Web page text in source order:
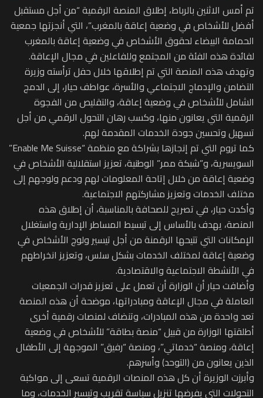
تم أمس الاثنين بالرباط، إطلاق المنصة الرقمية “من أجل مستقبل
أفضل للأشخاص في وضعية إعاقة بالمغرب”، التي أنجزتها جمعية
الحمامة البيضاء لحقوق الأشخاص في وضعية إعاقة بالمغرب
لفائدة هذه الفئة من المجتمع وللفاعلين في مجال الإعاقة.
وتهدف هذه المنصة التي تم إطلاقها خلال حفل ترأسته وزيرة
التضامن والإدماج الاجتماعي والأسرة، عواطف حيار، إلى الدمج
الشامل للأشخاص في وضعية إعاقة، والتقليص من الفجوة
الرقمية التي يعانون منها، وكسب رهان التحول الرقمي من أجل
تسهيل وتحسين جودة الخدمات المقدمة لهم.
كما تروم التي تم إنجازها بشراكة مع منظمة “Enable Me Suisse”
السويسرية، و”شبكة ممر” الوطنية، تعزيز استقلالية الأشخاص في
وضعية إعاقة من خلال إتاحة المعلومات لهم ودعم ولوجهم إلى
مختلف الخدمات وتعزيز مشاركتهم الاجتماعية.
وأكدت حيار، في تصريح للصحافة بالمناسبة، أن إطلاق هذه
المنصة، يهدف بالأساس إلى تبسيط المساطر الإدارية واستغلال
الإمكانات التي تتيحها الرقمنة من أجل تيسير ولوج الأشخاص في
وضعية إعاقة لمختلف الخدمات بشكل سلس، وتعزيز انخراطهم
في الأنشطة الاجتماعية والاقتصادية.
وأضافت حيار أن الوزارة أن تعمل على تعزيز قدرات الجمعيات
العاملة في مجال الإعاقة ومبادراتها، موضحة أن هذه المنصة
تعد واحدة من هذه المبادرات، وتنضاف لمنصات رقمية أخرى
أطلقتها الوزارة من قبيل “منصة بطاقة” للأشخاص في وضعية
إعاقة، ومنصة “خدماتي”، ومنصة “رفيق” الموجهة إلى الأطفال
الذين يعانون من (التوحد) وأسرهم.
وأبرزت الوزيرة أن كل هذه المنصات الرقمية تسعى إلى مواكبة
التحولات التي يفرضها تنزيل سياسة تقريب وتيسير الخدمات، وما